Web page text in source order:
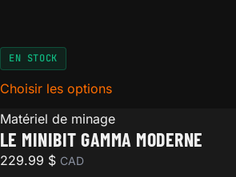
EN STOCK
Choisir les optionsfor Le Minibit Gamma moderne
Matériel de minage
LE MINIBIT GAMMA MODERNE
229.99 $ CAD